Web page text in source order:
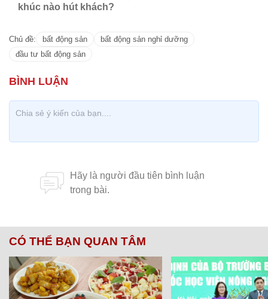
khúc nào hút khách?
Chủ đề: bất động sản
bất động sản nghỉ dưỡng
đầu tư bất động sản
CÓ THỂ BẠN QUAN TÂM